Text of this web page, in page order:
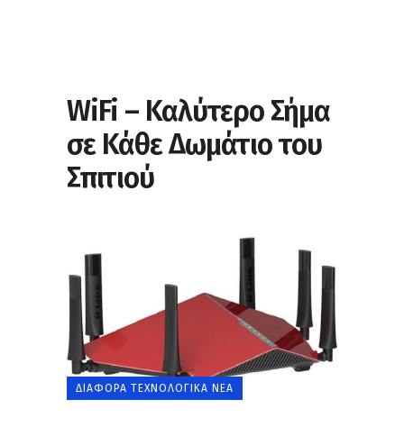
WiFi – Καλύτερο Σήμα
σε Κάθε Δωμάτιο του
Σπιτιού
ΔΙΆΦΟΡΑ ΤΕΧΝΟΛΟΓΙΚΆ ΝΈΑ